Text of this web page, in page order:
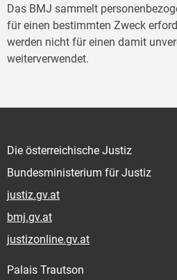
Das BMJ sammelt
für einen bestimmten Zweck
werden nicht für einen damit
weiterverwendet.
Die österreichische Justiz
Bundesministerium für Justiz
justiz.gv.at
bmj.gv.at
justizonline.gv.at
Palais Trautson